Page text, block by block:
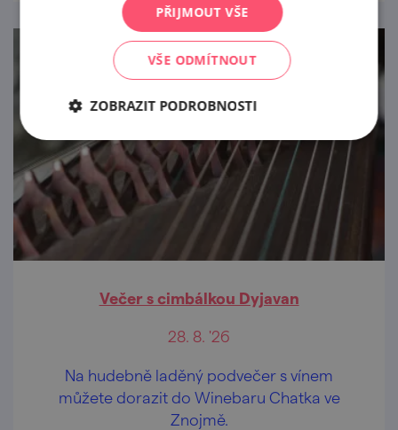
Večer s cimbálkou Dyjavan
28. 8. '26
Na hudebně laděný podvečer s vínem
můžete dorazit do Winebaru Chatka ve
Znojmě.
PŘIJMOUT VŠE
VŠE ODMÍTNOUT
ZOBRAZIT PODROBNOSTI